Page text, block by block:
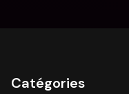
Catégories